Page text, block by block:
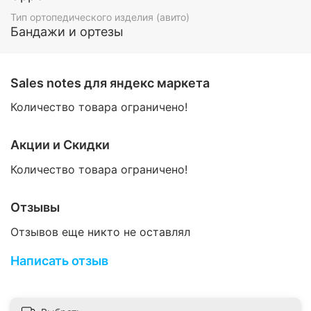
Индивидуальная непереносимость материалов.
Рекомендации по уходу за изделием:
Стирать в прохладной воде, не использовать
химической чистке.
Перед стиркой необходимо застегнуть все
застежки.
Рекомендуется использовать специальный мешок
для стирки.
Отжать мокрое изделие и оставить сушиться (не
сушить вблизи нагревательных приборов).
Тип ортопедического изделия (авито)
Бандажи и ортезы
Sales notes для яндекс маркета
Количество товара ограничено!
Акции и Скидки
Количество товара ограничено!
Отзывы
Отзывов еще никто не оставлял
Написать отзыв